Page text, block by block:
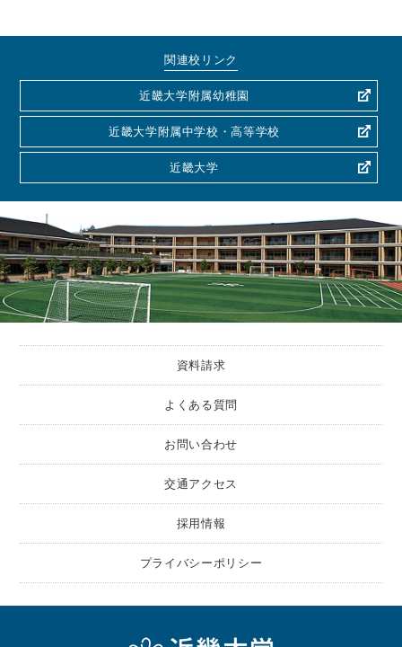
関連校リンク
近畿大学附属幼稚園
近畿大学附属中学校・高等学校
近畿大学
資料請求
よくある質問
お問い合わせ
交通アクセス
採用情報
プライバシーポリシー